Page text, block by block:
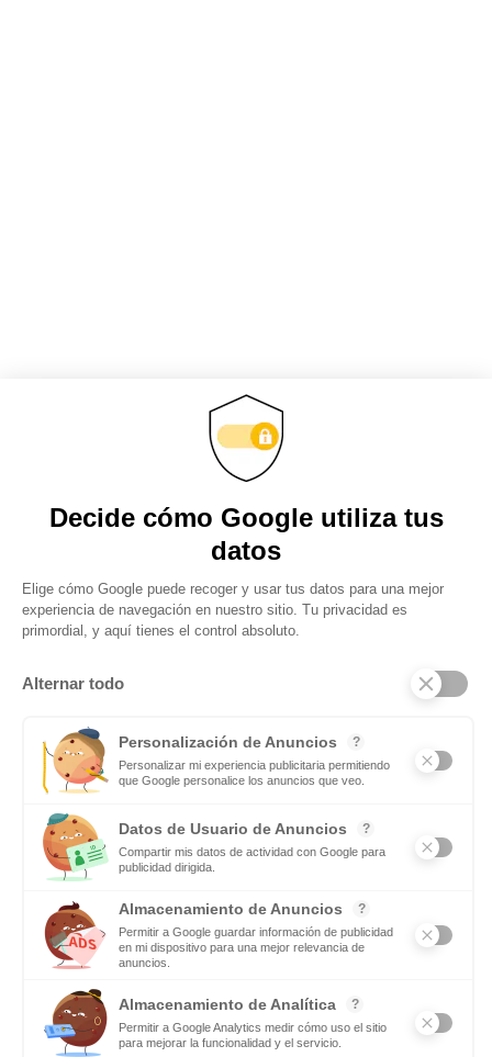
Obtenga actualizaciones y manténgase
conectado: suscríbase a nuestro boletín
femenino
Leer mas
Por qué el vaho en la conducción de motos es un
problema y como evitarlo
Leer mas
© 2025 Todos los derechos reservados